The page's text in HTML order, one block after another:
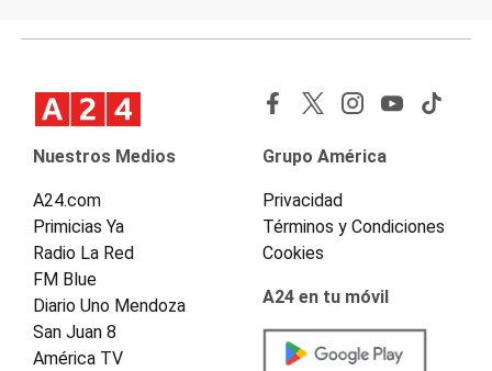
Nuestros Medios
A24.com
Primicias Ya
Radio La Red
FM Blue
Diario Uno Mendoza
San Juan 8
América TV
Grupo América
Privacidad
Términos y Condiciones
Cookies
A24 en tu móvil